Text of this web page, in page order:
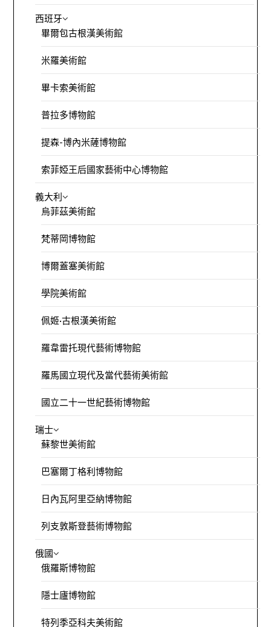
西班牙
畢爾包古根漢美術館
米羅美術館
畢卡索美術館
普拉多博物館
提森-博內米薩博物館
索菲婭王后國家藝術中心博物館
義大利
烏菲茲美術館
梵蒂岡博物館
博爾蓋塞美術館
學院美術館
佩姬·古根漢美術館
羅韋雷托現代藝術博物館
羅馬國立現代及當代藝術美術館
國立二十一世紀藝術博物館
瑞士
蘇黎世美術館
巴塞爾丁格利博物館
日內瓦阿里亞納博物館
列支敦斯登藝術博物館
俄國
俄羅斯博物館
隱士廬博物館
特列季亞科夫美術館